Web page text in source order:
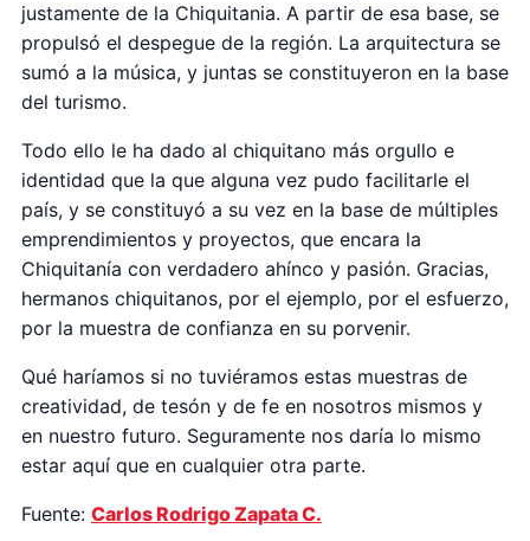
justamente de la Chiquitania. A partir de esa base, se
propulsó el despegue de la región. La arquitectura se
sumó a la música, y juntas se constituyeron en la base
del turismo.
Todo ello le ha dado al chiquitano más orgullo e
identidad que la que alguna vez pudo facilitarle el
país, y se constituyó a su vez en la base de múltiples
emprendimientos y proyectos, que encara la
Chiquitanía con verdadero ahínco y pasión. Gracias,
hermanos chiquitanos, por el ejemplo, por el esfuerzo,
por la muestra de confianza en su porvenir.
Qué haríamos si no tuviéramos estas muestras de
creatividad, de tesón y de fe en nosotros mismos y
en nuestro futuro. Seguramente nos daría lo mismo
estar aquí que en cualquier otra parte.
Fuente: Carlos Rodrigo Zapata C.